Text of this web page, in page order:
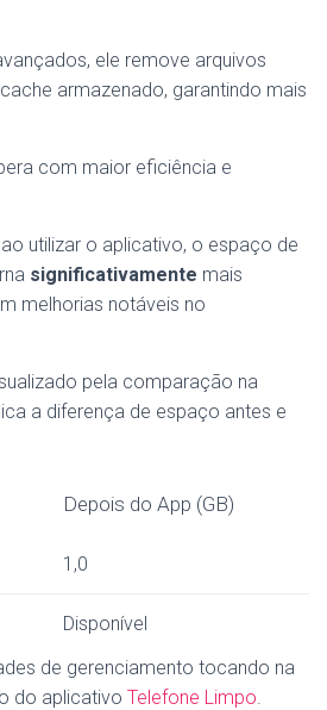
ele remove arquivos
armazenado, garantindo mais
com maior eficiência e
utilizar o aplicativo, o espaço de
significativamente mais
melhorias notáveis no
pela comparação na
a diferença de espaço antes e
Depois do App (GB)
1,0
Disponível
de gerenciamento tocando na
do aplicativo Telefone Limpo.